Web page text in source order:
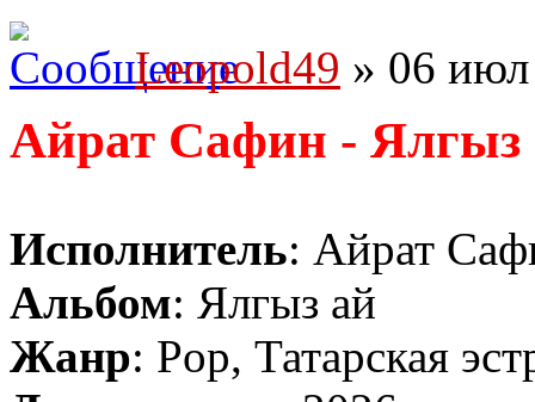
Leopold49 » 06
Айрат Сафин - Ялгыз
Исполнитель: Айрат
Альбом: Ялгыз ай
Жанр: Pop, Татарская